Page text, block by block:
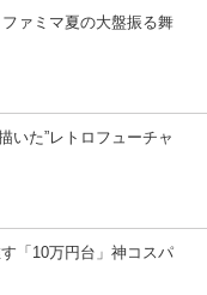
ァミマ夏の大盤振る舞
いた”レトロフューチャ
「10万円台」神コスパ